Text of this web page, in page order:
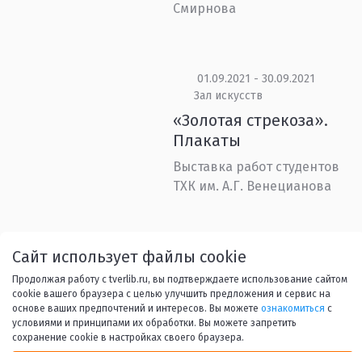
Смирнова
01.09.2021 - 30.09.2021
Зал искусств
«Золотая стрекоза».
Плакаты
Выставка работ студентов
ТХК им. А.Г. Венецианова
Назад 1 ... 4 5
8 9 Вперед
Сайт использует файлы cookie
Продолжая работу с tverlib.ru, вы подтверждаете использование сайтом
cookie вашего браузера с целью улучшить предложения и сервис на
основе ваших предпочтений и интересов. Вы можете ознакомиться с
условиями и принципами их обработки. Вы можете запретить
сохранение cookie в настройках своего браузера.